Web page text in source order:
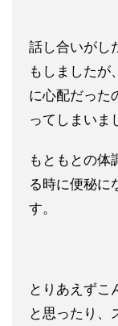
話し合いがし
もしましたが
に心配だった
ってしまいま
もともとの体
る時に便秘に
す。
とりあえずこ
と思ったり、